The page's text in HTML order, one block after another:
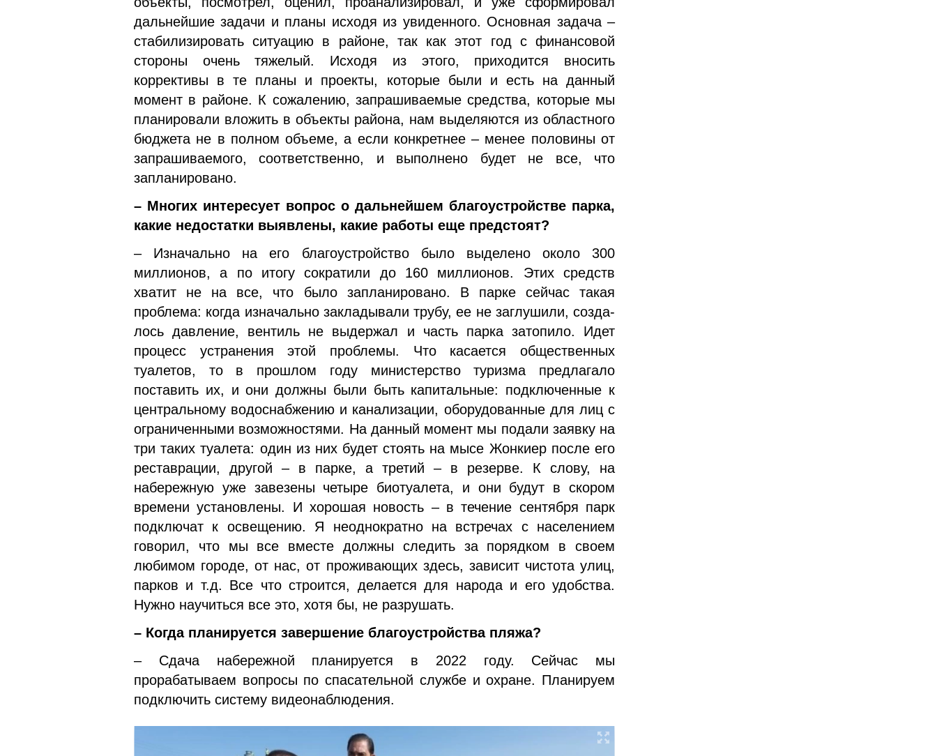
дальнейшие задачи и планы ис­ходя из увиденного. Основная задача –
стабилизировать ситуацию в районе, так как этот год с финансовой
сторо­ны очень тяжелый. Исходя из этого, приходится вносить
коррективы в те планы и проекты, которые были и есть на данный
момент в районе. К сожалению, запрашивае­мые средства, которые мы
планировали вложить в объек­ты района, нам выделяются из областного
бюджета не в полном объеме, а если конкретнее – менее половины от
запрашиваемого, соответственно, и выполнено будет не все, что
запланировано.
– Многих интересует вопрос о дальнейшем благоустройстве парка,
какие недостатки выявлены, ка­кие работы еще предстоят?
– Изначально на его благоустройство было выделе­но около 300
миллионов, а по итогу сократили до 160 миллионов. Этих средств
хватит не на все, что было запланировано. В парке сейчас такая
проблема: когда изначально закладывали трубу, ее не заглушили, созда­
лось давление, вентиль не выдержал и часть парка за­топило. Идет
процесс устранения этой проблемы. Что касается общественных
туалетов, то в прошлом году министерство туризма предлагало
поставить их, и они должны были быть капитальные: подключенные к
цен­тральному водоснабжению и канализации, оборудо­ванные для лиц с
ограниченными возможностями. На данный момент мы подали заявку на
три таких туалета: один из них будет стоять на мысе Жонкиер после его
реставрации, другой – в парке, а третий – в резерве. К слову, на
набережную уже завезены четыре биотуалета, и они будут в скором
времени установлены. И хорошая новость – в течение сентября парк
подключат к освеще­нию. Я неоднократно на встречах с населением
гово­рил, что мы все вместе должны следить за порядком в своем
любимом городе, от нас, от проживающих здесь, зависит чистота улиц,
парков и т.д. Все что строится, делается для народа и его удобства.
Нужно научиться все это, хотя бы, не разрушать.
– Когда планируется завершение благоустройства пляжа?
– Сдача набережной планируется в 2022 году. Сейчас мы
прорабатываем вопросы по спасательной службе и охране. Планируем
подключить систему видеонаблюде­ния.